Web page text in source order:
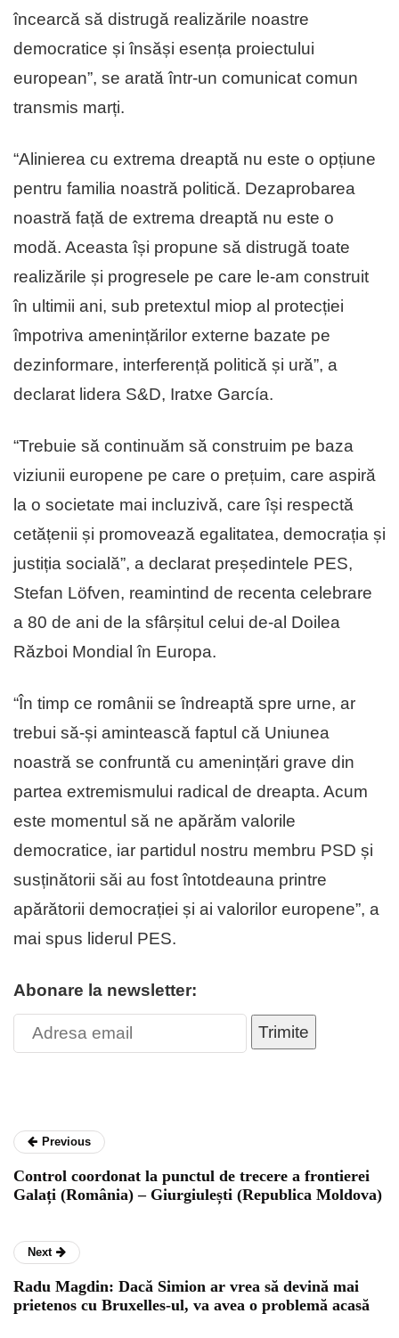
încearcă să distrugă realizările noastre
democratice și însăși esența proiectului
european”, se arată într-un comunicat comun
transmis marți.
“Alinierea cu extrema dreaptă nu este o opțiune
pentru familia noastră politică. Dezaprobarea
noastră față de extrema dreaptă nu este o
modă. Aceasta își propune să distrugă toate
realizările și progresele pe care le-am construit
în ultimii ani, sub pretextul miop al protecției
împotriva amenințărilor externe bazate pe
dezinformare, interferență politică și ură”, a
declarat lidera S&D, Iratxe García.
“Trebuie să continuăm să construim pe baza
viziunii europene pe care o prețuim, care aspiră
la o societate mai incluzivă, care își respectă
cetățenii și promovează egalitatea, democrația și
justiția socială”, a declarat președintele PES,
Stefan Löfven, reamintind de recenta celebrare
a 80 de ani de la sfârșitul celui de-al Doilea
Război Mondial în Europa.
“În timp ce românii se îndreaptă spre urne, ar
trebui să-și amintească faptul că Uniunea
noastră se confruntă cu amenințări grave din
partea extremismului radical de dreapta. Acum
este momentul să ne apărăm valorile
democratice, iar partidul nostru membru PSD și
susținătorii săi au fost întotdeauna printre
apărătorii democrației și ai valorilor europene”, a
mai spus liderul PES.
Abonare la newsletter:
Trimite
Previous
Control coordonat la punctul de trecere a frontierei
Galați (România) – Giurgiulești (Republica Moldova)
Next
Radu Magdin: Dacă Simion ar vrea să devină mai
prietenos cu Bruxelles-ul, va avea o problemă acasă